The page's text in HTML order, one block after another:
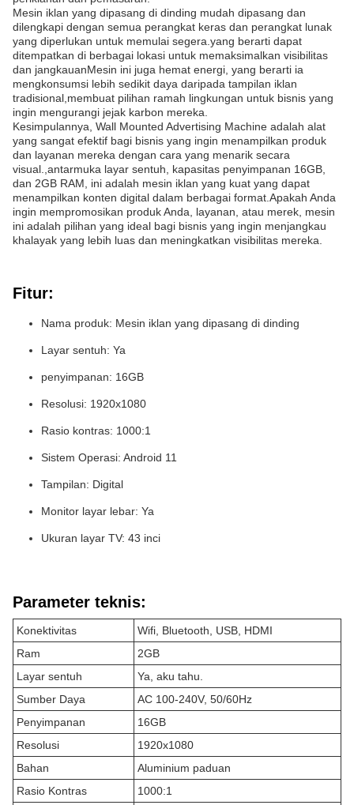
Mesin iklan yang dipasang di dinding mudah dipasang dan
dilengkapi dengan semua perangkat keras dan perangkat lunak
yang diperlukan untuk memulai segera.yang berarti dapat
ditempatkan di berbagai lokasi untuk memaksimalkan visibilitas
dan jangkauanMesin ini juga hemat energi, yang berarti ia
mengkonsumsi lebih sedikit daya daripada tampilan iklan
tradisional,membuat pilihan ramah lingkungan untuk bisnis yang
ingin mengurangi jejak karbon mereka.
Kesimpulannya, Wall Mounted Advertising Machine adalah alat
yang sangat efektif bagi bisnis yang ingin menampilkan produk
dan layanan mereka dengan cara yang menarik secara
visual.,antarmuka layar sentuh, kapasitas penyimpanan 16GB,
dan 2GB RAM, ini adalah mesin iklan yang kuat yang dapat
menampilkan konten digital dalam berbagai format.Apakah Anda
ingin mempromosikan produk Anda, layanan, atau merek, mesin
ini adalah pilihan yang ideal bagi bisnis yang ingin menjangkau
khalayak yang lebih luas dan meningkatkan visibilitas mereka.
Fitur:
Nama produk: Mesin iklan yang dipasang di dinding
Layar sentuh: Ya
penyimpanan: 16GB
Resolusi: 1920x1080
Rasio kontras: 1000:1
Sistem Operasi: Android 11
Tampilan: Digital
Monitor layar lebar: Ya
Ukuran layar TV: 43 inci
Parameter teknis:
Konektivitas
Wifi, Bluetooth, USB, HDMI
Ram
2GB
Layar sentuh
Ya, aku tahu.
Sumber Daya
AC 100-240V, 50/60Hz
Penyimpanan
16GB
Resolusi
1920x1080
Bahan
Aluminium paduan
Rasio Kontras
1000:1